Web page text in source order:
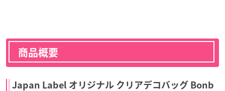
商品概要
Japan Label オリジナル クリアデコバッグ Bonb